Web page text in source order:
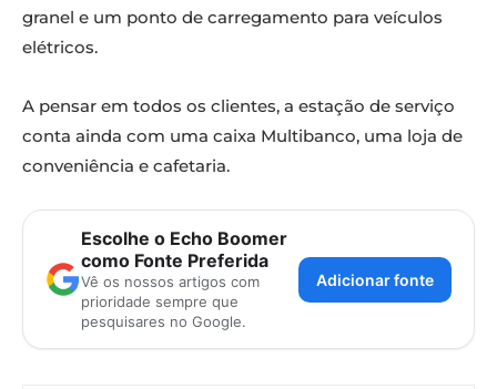
granel e um ponto de carregamento para veículos
elétricos.
A pensar em todos os clientes, a estação de serviço
conta ainda com uma caixa Multibanco, uma loja de
conveniência e cafetaria.
Escolhe o Echo Boomer
como Fonte Preferida
Vê os nossos artigos com
prioridade sempre que
pesquisares no Google.
Adicionar fonte